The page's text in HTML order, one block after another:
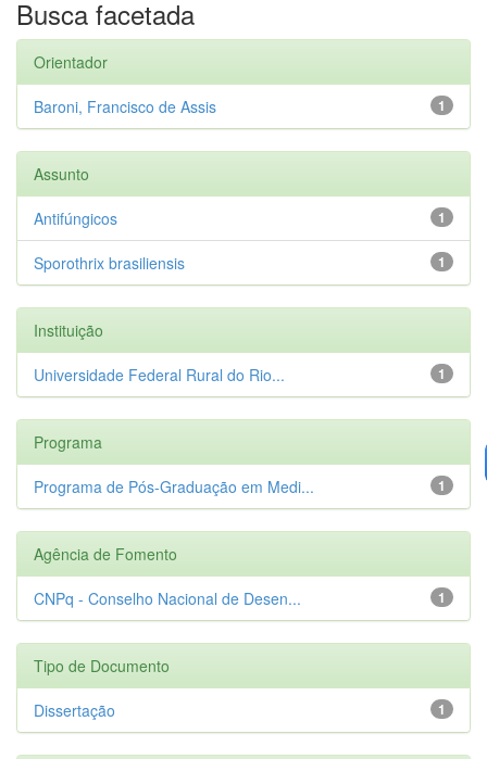
Busca facetada
Orientador
1
Baroni, Francisco de Assis
Assunto
1
Antifúngicos
1
Sporothrix brasiliensis
Instituição
1
Universidade Federal Rural do Rio...
Programa
1
Programa de Pós-Graduação em Medi...
Agência de Fomento
1
CNPq - Conselho Nacional de Desen...
Tipo de Documento
1
Dissertação